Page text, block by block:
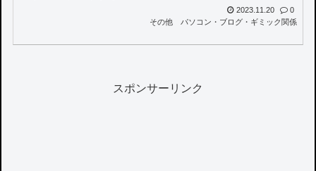
2023.11.20
0
その他
パソコン・ブログ・ギミック関係
スポンサーリンク